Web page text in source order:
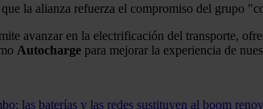
la alianza refuerza el compromiso del grupo
avanzar en la electrificación del transporte,
Autocharge para mejorar la experiencia de